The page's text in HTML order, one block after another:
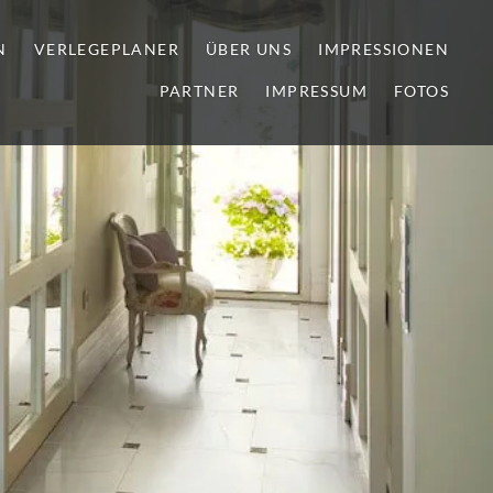
VERLEGEPLANER ÜBER UNS IMPRESSIONEN
PARTNER IMPRESSUM FOTOS